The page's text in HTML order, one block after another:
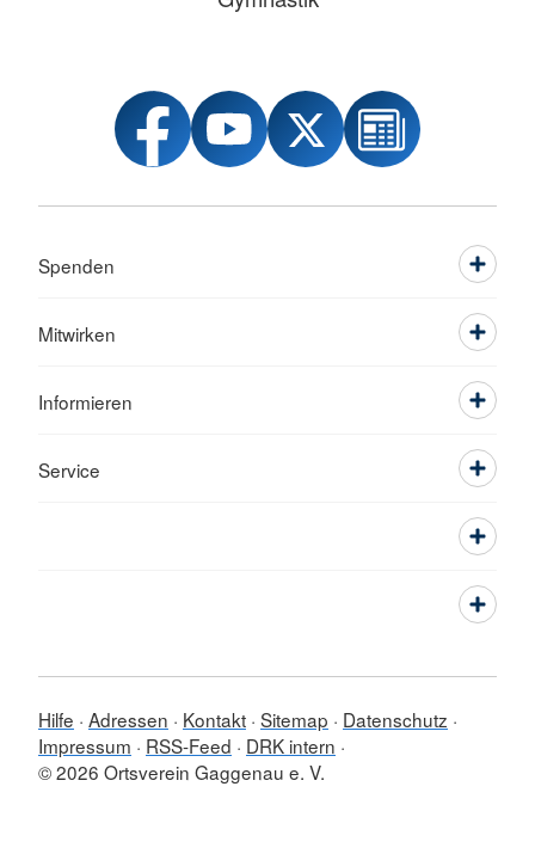
Spenden
Mitwirken
Informieren
Service
Hilfe Adressen Kontakt Sitemap
Datenschutz
Impressum
RSS-Feed
DRK intern
© 2026 Ortsverein Gaggenau e. V.